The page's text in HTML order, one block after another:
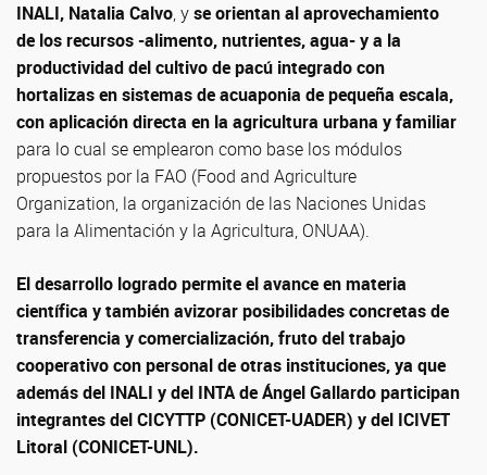
INALI, Natalia Calvo, yse orientan al aprovechamiento
de los recursos -alimento, nutrientes, agua- y a la
productividad del cultivo de pacú integrado con
hortalizas en sistemas de acuaponia de pequeña escala,
con aplicación directa en la agricultura urbana y familiar
para lo cual se emplearon como base los módulos
propuestos por la FAO (Food and Agriculture
Organization, la organización de las Naciones Unidas
para la Alimentación y la Agricultura, ONUAA).
El desarrollo logrado permite el avance en materia
científica y también avizorar posibilidades concretas de
transferencia y comercialización, fruto del trabajo
cooperativo con personal de otras instituciones, ya que
además del INALI y del INTA de Ángel Gallardo participan
integrantes del CICYTTP (CONICET-UADER) y del ICIVET
Litoral (CONICET-UNL).